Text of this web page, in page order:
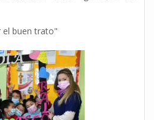
el buen trato"